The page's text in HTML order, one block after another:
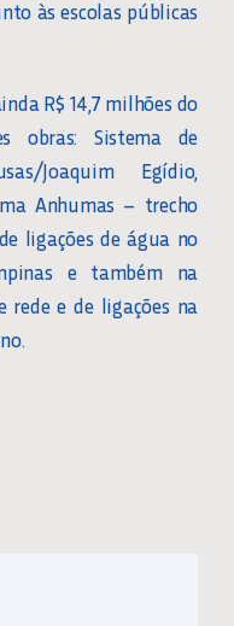
às escolas públicas
R$ 14,7 milhões do
obras: Sistema de
Joaquim Egídio,
Anhumas – trecho
ligações de água no
e também na
rede e de ligações na